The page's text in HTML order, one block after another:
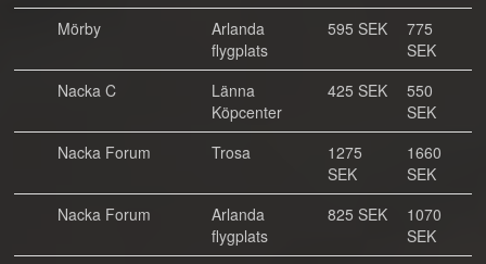
Mörby
Arlanda
flygplats
595 SEK
775
SEK
Nacka C
Länna
Köpcenter
425 SEK
550
SEK
Nacka Forum
Trosa
1275
SEK
1660
SEK
Nacka Forum
Arlanda
flygplats
825 SEK
1070
SEK